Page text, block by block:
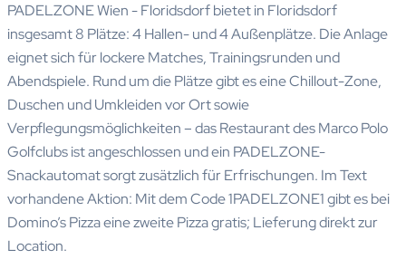
PADELZONE Wien - Floridsdorf bietet in Floridsdorf
insgesamt 8 Plätze: 4 Hallen- und 4 Außenplätze. Die Anlage
eignet sich für lockere Matches, Trainingsrunden und
Abendspiele. Rund um die Plätze gibt es eine Chillout-Zone,
Duschen und Umkleiden vor Ort sowie
Verpflegungsmöglichkeiten – das Restaurant des Marco Polo
Golfclubs ist angeschlossen und ein PADELZONE-
Snackautomat sorgt zusätzlich für Erfrischungen. Im Text
vorhandene Aktion: Mit dem Code 1PADELZONE1 gibt es bei
Domino’s Pizza eine zweite Pizza gratis; Lieferung direkt zur
Location.